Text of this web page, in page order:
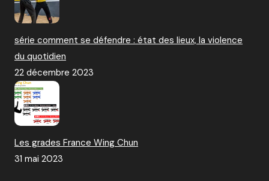
série comment se défendre : état des lieux, la violence
du quotidien
22 décembre 2023
Les grades France Wing Chun
31 mai 2023